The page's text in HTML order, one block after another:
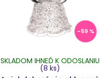
–59 %
SKLADOM IHNEĎ K ODOSLANIU
(8 ks)